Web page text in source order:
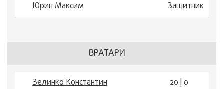
Юрин Максим
Защитник
ВРАТАРИ
Зелинко Константин 20 | 0